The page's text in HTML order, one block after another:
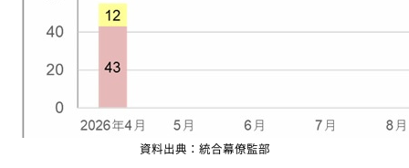
資料出典：統合幕僚監部